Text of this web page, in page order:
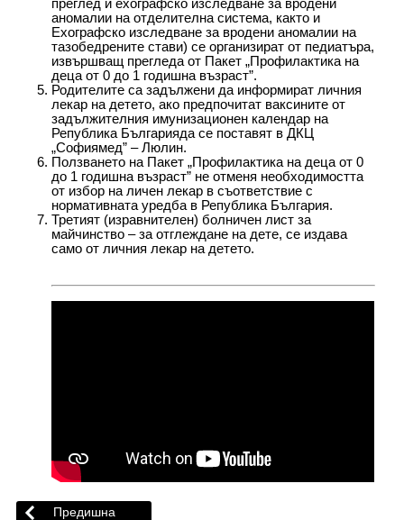
преглед и ехографско изследване за вродени
аномалии на отделителна система, както и
Ехографско изследване за вродени аномалии на
тазобедрените стави) се организират от педиатъра,
извършващ прегледа от Пакет „Профилактика на
деца от 0 до 1 годишна възраст”.
Родителите са задължени да информират личния
лекар на детето, ако предпочитат ваксините от
задължителния имунизационен календар на
Република Българияда се поставят в ДКЦ
„Софиямед” – Люлин.
Ползването на Пакет „Профилактика на деца от 0
до 1 годишна възраст” не отменя необходимостта
от избор на личен лекар в съответствие с
нормативната уредба в Република България.
Третият (изравнителен) болничен лист за
майчинство – за отглеждане на дете, се издава
само от личния лекар на детето.